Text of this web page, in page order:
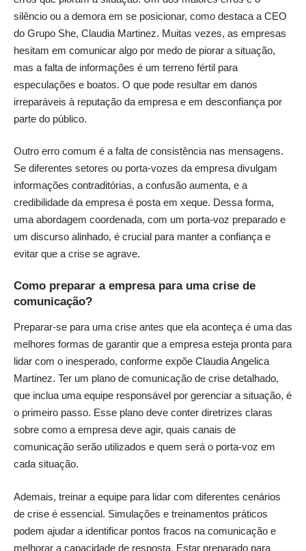
silêncio ou a demora em se posicionar, como destaca a CEO
do Grupo She, Claudia Martinez. Muitas vezes, as empresas
hesitam em comunicar algo por medo de piorar a situação,
mas a falta de informações é um terreno fértil para
especulações e boatos. O que pode resultar em danos
irreparáveis à reputação da empresa e em desconfiança por
parte do público.
Outro erro comum é a falta de consistência nas mensagens.
Se diferentes setores ou porta-vozes da empresa divulgam
informações contraditórias, a confusão aumenta, e a
credibilidade da empresa é posta em xeque. Dessa forma,
uma abordagem coordenada, com um porta-voz preparado e
um discurso alinhado, é crucial para manter a confiança e
evitar que a crise se agrave.
Como preparar a empresa para uma crise de
comunicação?
Preparar-se para uma crise antes que ela aconteça é uma das
melhores formas de garantir que a empresa esteja pronta para
lidar com o inesperado, conforme expõe Claudia Angelica
Martinez. Ter um plano de comunicação de crise detalhado,
que inclua uma equipe responsável por gerenciar a situação, é
o primeiro passo. Esse plano deve conter diretrizes claras
sobre como a empresa deve agir, quais canais de
comunicação serão utilizados e quem será o porta-voz em
cada situação.
Ademais, treinar a equipe para lidar com diferentes cenários
de crise é essencial. Simulações e treinamentos práticos
podem ajudar a identificar pontos fracos na comunicação e
melhorar a capacidade de resposta. Estar preparado para